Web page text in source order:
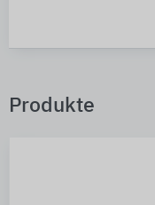
Produkte